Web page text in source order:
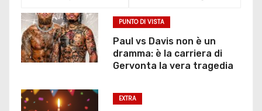
PUNTO DI VISTA
Paul vs Davis non è un
dramma: è la carriera di
Gervonta la vera tragedia
EXTRA